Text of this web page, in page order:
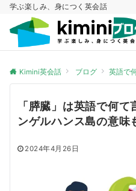
学ぶ楽しみ、身につく英会話
Kimini英会話 ブログ 英語で
「膵臓」は英語で何
ンゲルハンス島の意味
2024年4月26日